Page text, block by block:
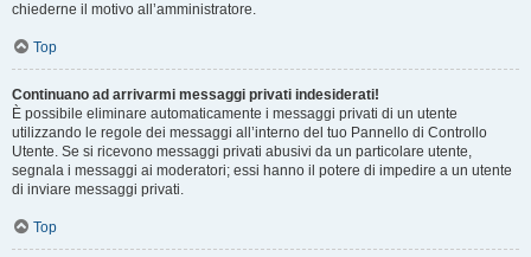
chiederne il motivo all’amministratore.
Top
Continuano ad arrivarmi messaggi privati indesiderati!
È possibile eliminare automaticamente i messaggi privati ​​di un utente
utilizzando le regole dei messaggi all’interno del tuo Pannello di Controllo
Utente. Se si ricevono messaggi privati ​​abusivi da un particolare utente,
segnala i messaggi ai moderatori; essi hanno il potere di impedire a un utente
di inviare messaggi privati​​.
Top